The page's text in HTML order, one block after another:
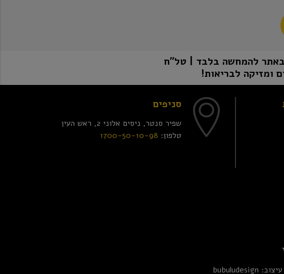
ומזיקה לבריאות!
סניפים
שפיר סנטר, ניסים אלוני 2, ראש העין
טלפון: 1700-50-10-98
bubuludesign